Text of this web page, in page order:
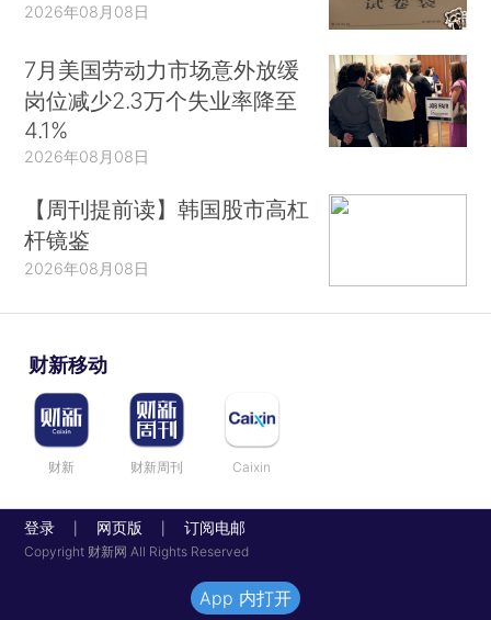
2026年08月08日
7月美国劳动力市场意外放缓
岗位减少2.3万个失业率降至
4.1%
2026年08月08日
【周刊提前读】韩国股市高杠
杆镜鉴
2026年08月08日
财新移动
财新 财新周刊 Caixin
登录 网页版 订阅电邮
Copyright 财新网 All Rights Reserved
App 内打开